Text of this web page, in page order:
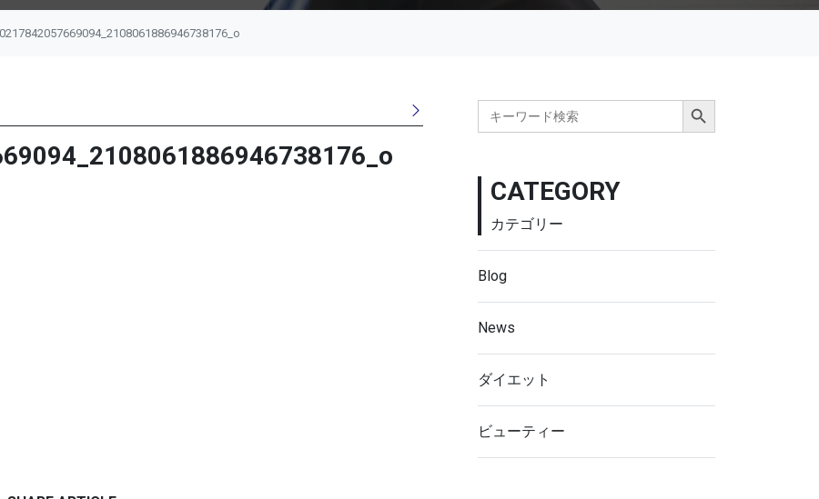
Search
for:
Search Button
CATEGORY
カテゴリー
Blog
News
ダイエット
ビューティー